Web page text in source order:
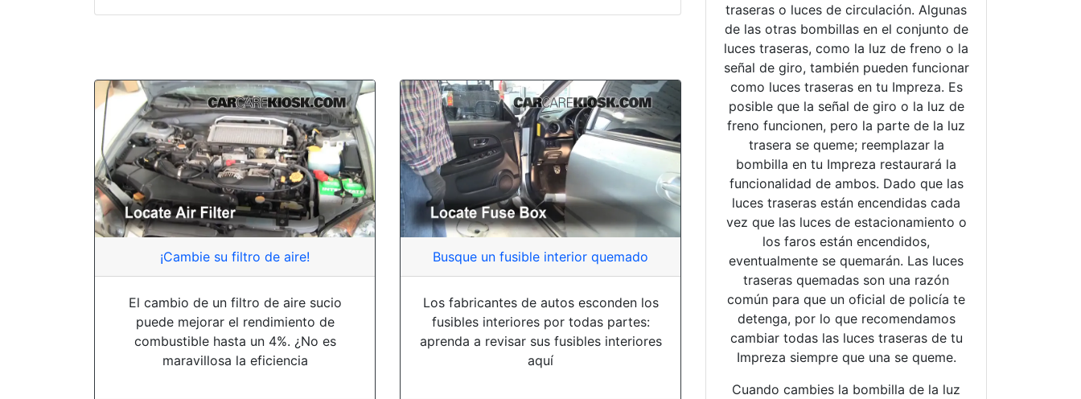
¡Cambie su filtro de aire!
El cambio de un filtro de aire sucio
puede mejorar el rendimiento de
combustible hasta un 4%. ¿No es
maravillosa la eficiencia
Busque un fusible interior quemado
Los fabricantes de autos esconden los
fusibles interiores por todas partes:
aprenda a revisar sus fusibles interiores
aquí
traseras o luces de circulación. Algunas
de las otras bombillas en el conjunto de
luces traseras, como la luz de freno o la
señal de giro, también pueden funcionar
como luces traseras en tu Impreza. Es
posible que la señal de giro o la luz de
freno funcionen, pero la parte de la luz
trasera se queme; reemplazar la
bombilla en tu Impreza restaurará la
funcionalidad de ambos. Dado que las
luces traseras están encendidas cada
vez que las luces de estacionamiento o
los faros están encendidos,
eventualmente se quemarán. Las luces
traseras quemadas son una razón
común para que un oficial de policía te
detenga, por lo que recomendamos
cambiar todas las luces traseras de tu
Impreza siempre que una se queme.
Cuando cambies la bombilla de la luz